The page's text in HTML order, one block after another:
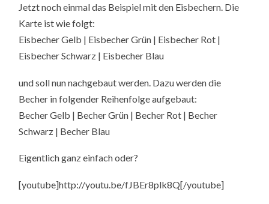
Jetzt noch einmal das Beispiel mit den Eisbechern. Die
Karte ist wie folgt:
Eisbecher Gelb | Eisbecher Grün | Eisbecher Rot |
Eisbecher Schwarz | Eisbecher Blau
und soll nun nachgebaut werden. Dazu werden die
Becher in folgender Reihenfolge aufgebaut:
Becher Gelb | Becher Grün | Becher Rot | Becher
Schwarz | Becher Blau
Eigentlich ganz einfach oder?
[youtube]http://youtu.be/fJBEr8plk8Q[/youtube]